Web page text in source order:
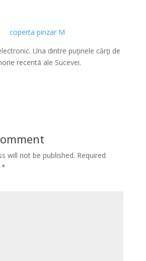
Una dintre puţinele cărţi de
recentă ale Sucevei.
will not be published. Required
*